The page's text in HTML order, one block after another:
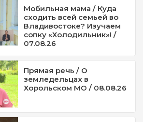
Мобильная мама / Куда
сходить всей семьей во
Владивостоке? Изучаем
сопку «Холодильник»! /
07.08.26
Прямая речь / О
земледельцах в
Хорольском МО / 08.08.26